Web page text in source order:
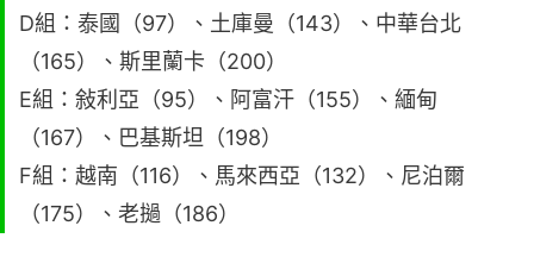
D組：泰國（97）、土庫曼（143）、中華台北
（165）、斯里蘭卡（200）
E組：敍利亞（95）、阿富汗（155）、緬甸
（167）、巴基斯坦（198）
F組：越南（116）、馬來西亞（132）、尼泊爾
（175）、老撾（186）